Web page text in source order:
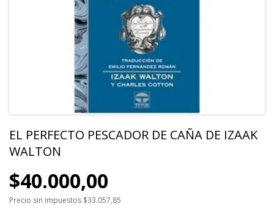
EL PERFECTO PESCADOR DE CAÑA DE IZAAK
WALTON
$40.000,00
Precio sin impuestos $33.057,85